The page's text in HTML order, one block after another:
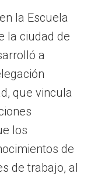
la Escuela
la ciudad de
a
que vincula
los
de
de trabajo, al